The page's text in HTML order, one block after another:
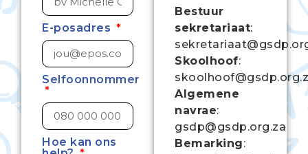
E-posadres
Selfoonnommer
Hoe kan ons
Bestuur
sekretariaat:
Skoolhoof:
Algemene
navrae:
gsdp@gsdp.org.za
Bemarking: